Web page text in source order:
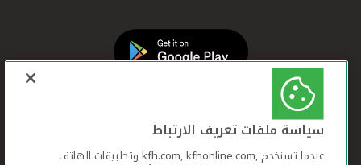
سياسة ملفات تعريف الارتباط
عندما تستخدم ,kfh.com, kfhonline.com وتطبيقات الهاتف